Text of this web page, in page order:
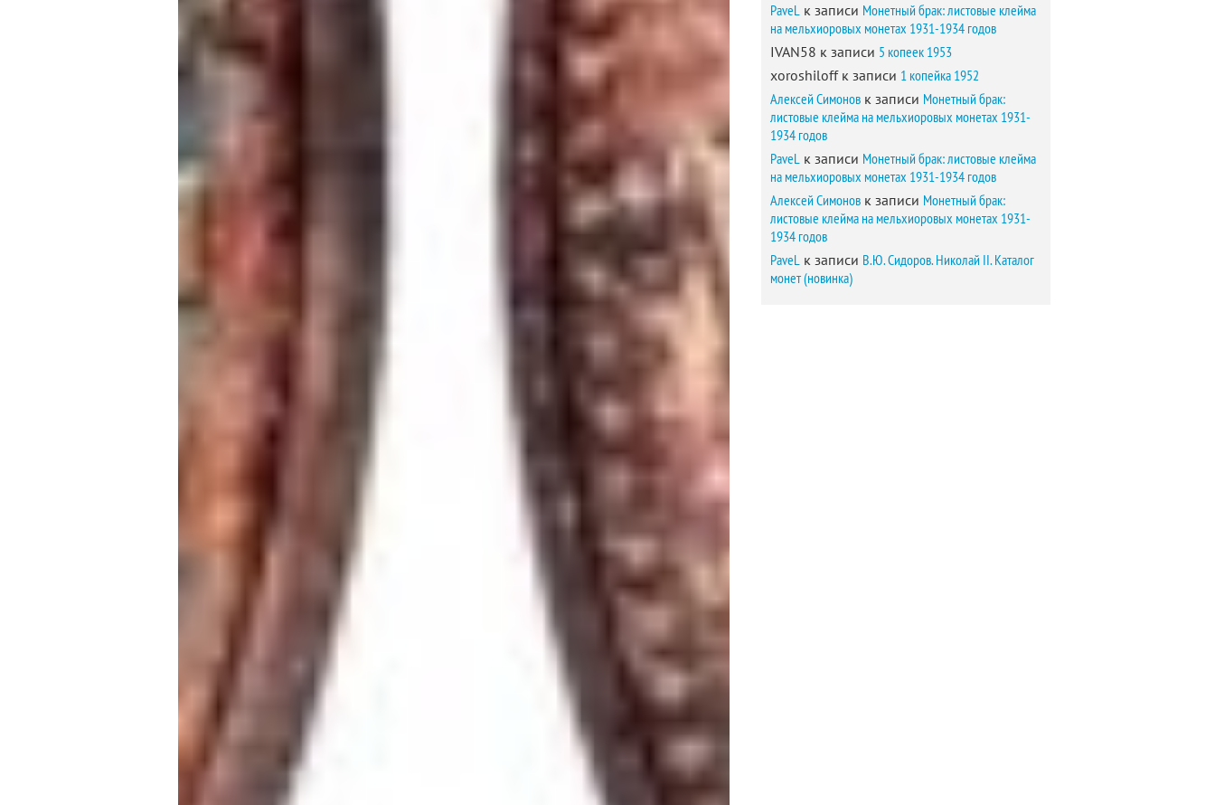
PaveL к записи Монетный брак: листовые клейма
на мельхиоровых монетах 1931-1934 годов
IVAN58 к записи 5 копеек 1953
xoroshiloffк записи 1 копейка 1952
Алексей Симонов к записи Монетный брак:
листовые клейма на мельхиоровых монетах 1931-
1934 годов
PaveL к записи Монетный брак: листовые клейма
на мельхиоровых монетах 1931-1934 годов
Алексей Симонов к записи Монетный брак:
листовые клейма на мельхиоровых монетах 1931-
1934 годов
PaveL к записи В.Ю. Сидоров. Николай II. Каталог
монет (новинка)